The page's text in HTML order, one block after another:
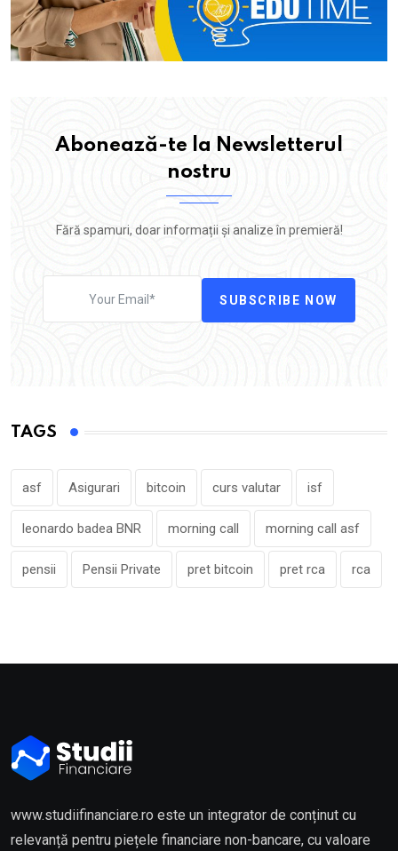
Abonează-te la Newsletterul
nostru
Fără spamuri, doar informații și analize în premieră!
SUBSCRIBE NOW
TAGS
asf Asigurari bitcoin curs valutar isf
leonardo badea BNR morning call morning call asf
pensii Pensii Private pret bitcoin pret rca rca
www.studiifinanciare.ro este un integrator de conținut cu
relevanță pentru piețele financiare non-bancare, cu valoare